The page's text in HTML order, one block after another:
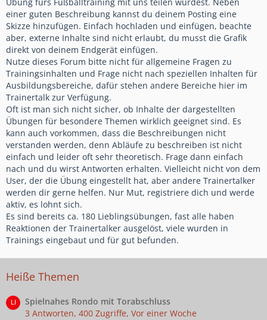
einer guten Beschreibung kannst du deinem Posting eine
Skizze hinzufügen. Einfach hochladen und einfügen, beachte
aber, externe Inhalte sind nicht erlaubt, du musst die Grafik
direkt von deinem Endgerät einfügen.
Nutze dieses Forum bitte nicht für allgemeine Fragen zu
Trainingsinhalten und Frage nicht nach speziellen Inhalten für
Ausbildungsbereiche, dafür stehen andere Bereiche hier im
Trainertalk zur Verfügung.
Oft ist man sich nicht sicher, ob Inhalte der dargestellten
Übungen für besondere Themen wirklich geeignet sind. Es
kann auch vorkommen, dass die Beschreibungen nicht
verstanden werden, denn Abläufe zu beschreiben ist nicht
einfach und leider oft sehr theoretisch. Frage dann einfach
nach und du wirst Antworten erhalten. Vielleicht nicht von dem
User, der die Übung eingestellt hat, aber andere Trainertalker
werden dir gerne helfen. Nur Mut, registriere dich und werde
aktiv, es lohnt sich.
Es sind bereits ca. 180 Lieblingsübungen, fast alle haben
Reaktionen der Trainertalker ausgelöst, viele wurden in
Trainings eingebaut und für gut befunden.
Heiße Themen
Spielnahes Rondo mit Torabschluss
3 Antworten, 400 Zugriffe, Vor einer Woche